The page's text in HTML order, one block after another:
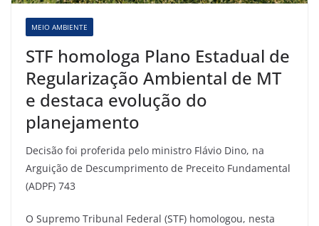
MEIO AMBIENTE
STF homologa Plano Estadual de
Regularização Ambiental de MT
e destaca evolução do
planejamento
Decisão foi proferida pelo ministro Flávio Dino, na
Arguição de Descumprimento de Preceito Fundamental
(ADPF) 743
O Supremo Tribunal Federal (STF) homologou, nesta